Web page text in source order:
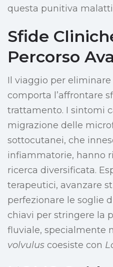
questa punitiva
Sfide
Percorso
Il viaggio per eliminare
comporta l’affrontare
trattamento. I sintomi
migrazione delle
sottocutanei, che
infiammatorie, hanno
ricerca diversificata.
terapeutici, avanzare
perfezionare le soglie
chiavi per stringere la
fluviale, specialmente
volvulus coesiste con